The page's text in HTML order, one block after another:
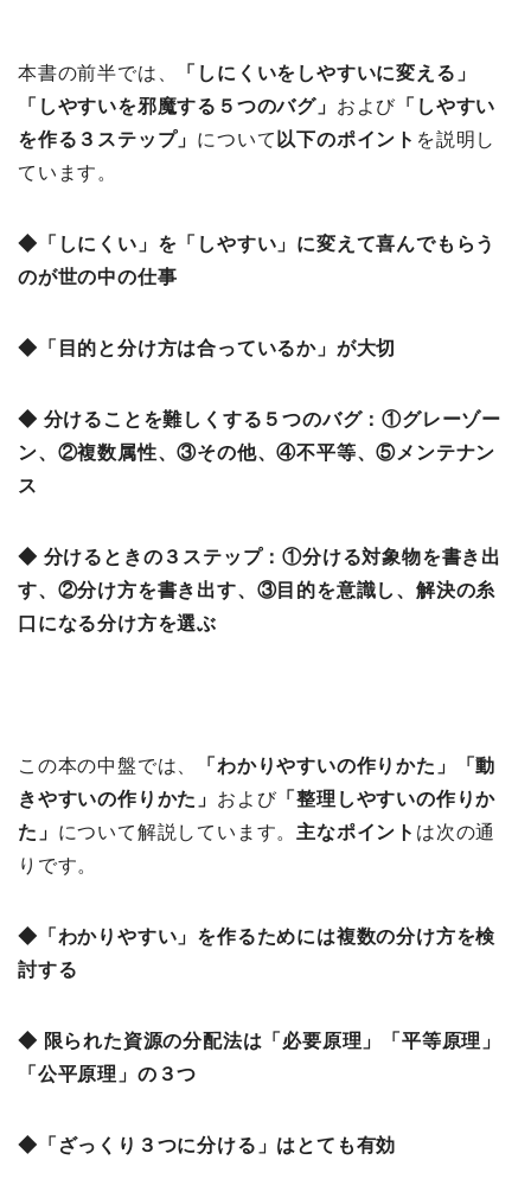
本書の前半では、 「しにくいをしやすいに変える 」
「しやすいを邪魔する５つのバグ」 および 「しやすい
を作る３ステップ」 について 以下のポイント を説明し
ています。
◆「しにくい」を「しやすい」に変えて喜んでもらう
のが世の中の仕事
◆「目的と分け方は合っているか」が大切
◆ 分けることを難しくする５つのバグ：①グレーゾー
ン、②複数属性、③その他、④不平等、⑤メンテナン
ス
◆ 分けるときの３ステップ：①分ける対象物を書き出
す、②分け方を書き出す、③目的を意識し、解決の糸
口になる分け方を選ぶ
この本の中盤では、 「わかりやすいの作りかた 」「動
きやすいの作りかた」 および「整理しやすいの作りか
た」 について解説しています。 主なポイント は次の通
りです。
◆「わかりやすい」を作るためには複数の分け方を検
討する
◆ 限られた資源の分配法は「必要原理」「平等原理」
「公平原理」の３つ
◆「ざっくり３つに分ける」はとても有効